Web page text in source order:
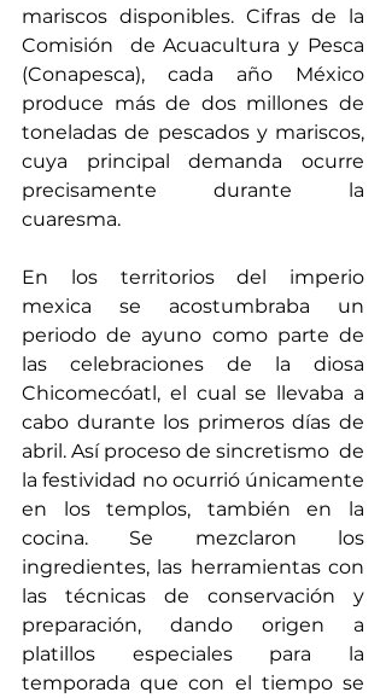
mariscos disponibles. Cifras de la
Comisión  de Acuacultura y Pesca
(Conapesca), cada año México
produce más de dos millones de
toneladas de pescados y mariscos,
cuya principal demanda ocurre
precisamente durante la
cuaresma.
En los territorios del imperio
mexica se acostumbraba un
periodo de ayuno como parte de
las celebraciones de la diosa
Chicomecóatl, el cual se llevaba a
cabo durante los primeros días de
abril. Así proceso de sincretismo  de
la festividad no ocurrió únicamente
en los templos, también en la
cocina. Se mezclaron los
ingredientes, las herramientas con
las técnicas de conservación y
preparación, dando origen a
platillos especiales para la
temporada que con el tiempo se